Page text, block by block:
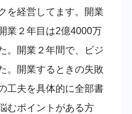
を経営してます。開業
業２年目は2億4000万
。開業２年間で、ビジ
。開業するときの失敗
工夫を具体的に全部書
むポイントがある方